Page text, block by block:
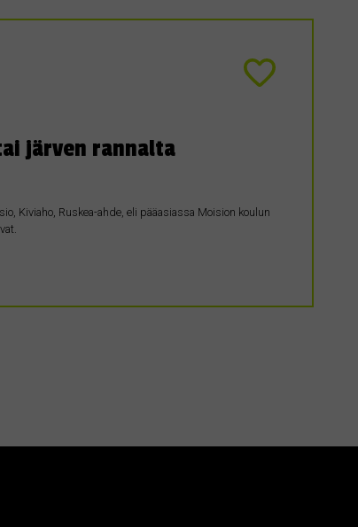
järven rannalta
Kiviaho, Ruskea-ahde, eli pääasiassa Moision koulun